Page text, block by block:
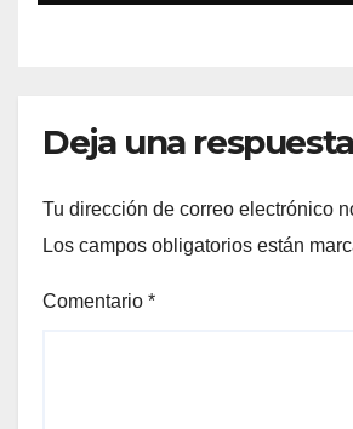
Deja una respuesta
Tu dirección de correo electrónico
Los campos obligatorios están
Comentario *